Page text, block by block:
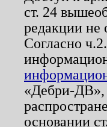
ст. 24
редакции не
Согласно
«Дебри-ДВ»,
основании